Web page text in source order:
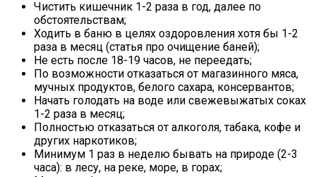
Чистить кишечник 1-2 раза в год, далее по
обстоятельствам;
Ходить в баню в целях оздоровления хотя бы 1-2
раза в месяц (статья про очищение баней);
Не есть после 18-19 часов, не переедать;
По возможности отказаться от магазинного мяса,
мучных продуктов, белого сахара, консервантов;
Начать голодать на воде или свежевыжатых соках
1-2 раза в месяц;
Полностью отказаться от алкоголя, табака, кофе и
других наркотиков;
Минимум 1 раз в неделю бывать на природе (2-3
часа): в лесу, на реке, море, в горах;